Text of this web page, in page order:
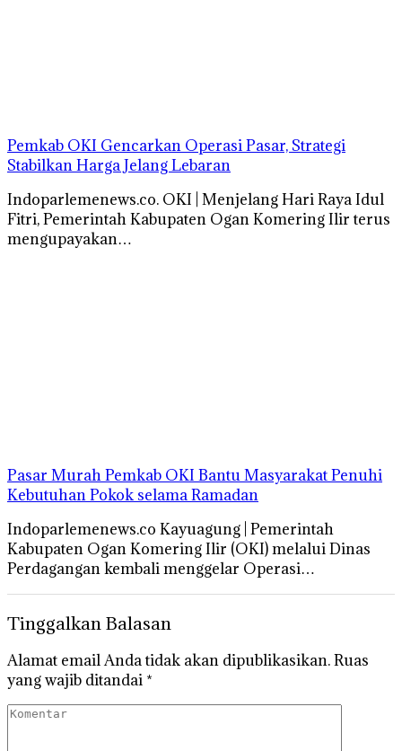
Pemkab OKI Gencarkan Operasi Pasar, Strategi
Stabilkan Harga Jelang Lebaran
Indoparlemenews.co. OKI | Menjelang Hari Raya Idul
Fitri, Pemerintah Kabupaten Ogan Komering Ilir terus
mengupayakan…
Pasar Murah Pemkab OKI Bantu Masyarakat Penuhi
Kebutuhan Pokok selama Ramadan
Indoparlemenews.co Kayuagung | Pemerintah
Kabupaten Ogan Komering Ilir (OKI) melalui Dinas
Perdagangan kembali menggelar Operasi…
Tinggalkan Balasan
Alamat email Anda tidak akan dipublikasikan.Ruas
yang wajib ditandai *